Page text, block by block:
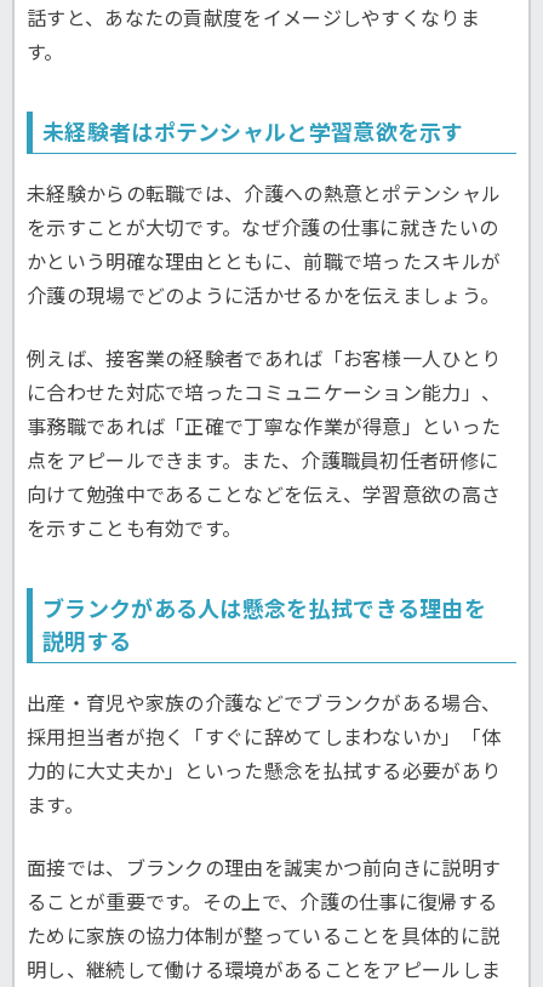
話すと、あなたの貢献度をイメージしやすくなりま
す。
未経験者はポテンシャルと学習意欲を示す
未経験からの転職では、介護への熱意とポテンシャル
を示すことが大切です。なぜ介護の仕事に就きたいの
かという明確な理由とともに、前職で培ったスキルが
介護の現場でどのように活かせるかを伝えましょう。
例えば、接客業の経験者であれば「お客様一人ひとり
に合わせた対応で培ったコミュニケーション能力」、
事務職であれば「正確で丁寧な作業が得意」といった
点をアピールできます。また、介護職員初任者研修に
向けて勉強中であることなどを伝え、学習意欲の高さ
を示すことも有効です。
ブランクがある人は懸念を払拭できる理由を
説明する
出産・育児や家族の介護などでブランクがある場合、
採用担当者が抱く「すぐに辞めてしまわないか」「体
力的に大丈夫か」といった懸念を払拭する必要があり
ます。
面接では、ブランクの理由を誠実かつ前向きに説明す
ることが重要です。その上で、介護の仕事に復帰する
ために家族の協力体制が整っていることを具体的に説
明し、継続して働ける環境があることをアピールしま